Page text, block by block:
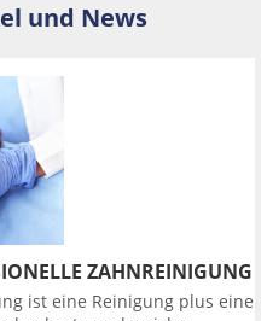
und News
ZAHNREINIGUNG
ist eine Reinigung plus eine